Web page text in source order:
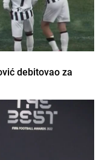
debitovao za